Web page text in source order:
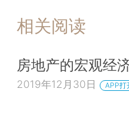
相关阅读
房地产的宏观经
2019年12月30日 APP打